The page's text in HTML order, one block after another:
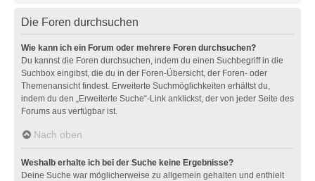
Die Foren durchsuchen
Wie kann ich ein Forum oder mehrere Foren durchsuchen?
Du kannst die Foren durchsuchen, indem du einen Suchbegriff in die
Suchbox eingibst, die du in der Foren-Übersicht, der Foren- oder
Themenansicht findest. Erweiterte Suchmöglichkeiten erhältst du,
indem du den „Erweiterte Suche“-Link anklickst, der von jeder Seite des
Forums aus verfügbar ist.
Nach oben
Weshalb erhalte ich bei der Suche keine Ergebnisse?
Deine Suche war möglicherweise zu allgemein gehalten und enthielt